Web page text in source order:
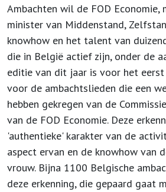
Ambachten wil de FOD Economie,
minister van Middenstand,
knowhow en het talent van
die in België actief zijn, onder de
editie van dit jaar is voor het
voor de ambachtslieden die een
hebben gekregen van de
van de FOD Economie. Deze
'authentieke' karakter van de
aspect ervan en de knowhow van
vrouw. Bijna 1100 Belgische
deze erkenning, die gepaard gaat